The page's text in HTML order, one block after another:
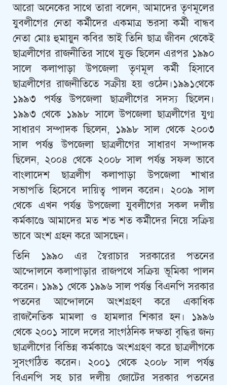
আরো অনেকের সাথে তারা বলেন, আমাদের তৃণমূলের
যুবলীগের নেতা কর্মীদের একমাত্র ভরসা কর্মী বান্ধব
নেতা মোঃ হুমায়ুন কবির ভাই তিনি ছাত্র জীবন থেকেই
ছাত্রলীগের রাজনীতির সাথে যুক্ত ছিলেন এরপর ১৯৯০
সালে কলাপাড়া উপজেলা তৃণমূল কর্মী হিসাবে
ছাত্রলীগের রাজনীতিতে সক্রীয় হয় ওঠেন।১৯৯১থেকে
১৯৯৩ পর্যন্ত উপজেলা ছাত্রলীগের সদস্য ছিলেন।
১৯৯৩ থেকে ১৯৯৮ সালে উপজেলা ছাত্রলীগের যুগ্ম
সাধারণ সম্পাদক ছিলেন, ১৯৯৮ সাল থেকে ২০০৩
সাল পর্যন্ত উপজেলা ছাত্রলীগের সাধারণ সম্পাদক
ছিলেন, ২০০৪ থেকে ২০০৮ সাল পর্যন্ত সফল ভাবে
বাংলাদেশ ছাত্রলীগ কলাপাড়া উপজেলা শাখার
সভাপতি হিসেবে দায়িত্ব পালন করেন। ২০০৯ সাল
থেকে এখন পর্যন্ত উপজেলা যুবলীগের সকল দলীয়
কর্মকাণ্ডে আমাদের মত শত শত কর্মীদের নিয়ে সক্রিয়
ভাবে অংশ গ্রহন করে আসছেন।
তিনি ১৯৯০ এর স্বৈরাচার সরকারের পতনের
আন্দোলনে কলাপাড়ার রাজপথে সক্রিয় ভূমিকা পালন
করেন। ১৯৯১ থেকে ১৯৯৬ সাল পর্যন্ত বিএনপি সরকার
পতনের আন্দোলনে অংশগ্রহণ করে একাধিক
রাজনৈতিক মামলা ও হামলার শিকার হন। ১৯৯৬
থেকে ২০০১ সালে দলের সাংগঠনিক দক্ষতা বৃদ্ধির জন্য
ছাত্রলীগের বিভিন্ন কর্মকাণ্ডে অংশগ্রহণ করে ছাত্রলীগকে
সুসংগঠিত করেন। ২০০১ থেকে ২০০৮ সাল পর্যন্ত
বিএনপি সহ চার দলীয় জোটের সরকার পতনের